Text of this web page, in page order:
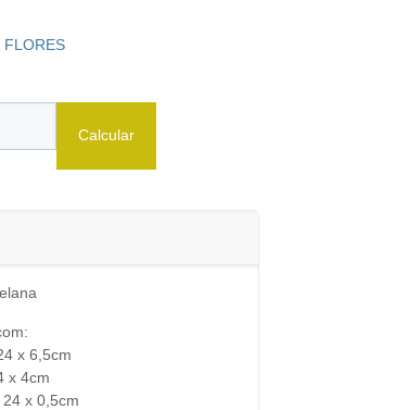
FLORES
Calcular
x 6,5cm
x 4cm
x 0,5cm